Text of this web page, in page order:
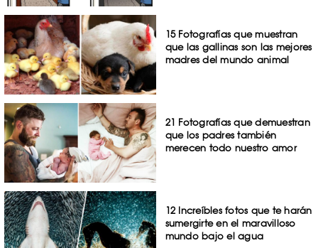
15 Fotografías que muestran
que las gallinas son las mejores
madres del mundo animal
21 Fotografías que demuestran
que los padres también
merecen todo nuestro amor
12 Increíbles fotos que te harán
sumergirte en el maravilloso
mundo bajo el agua